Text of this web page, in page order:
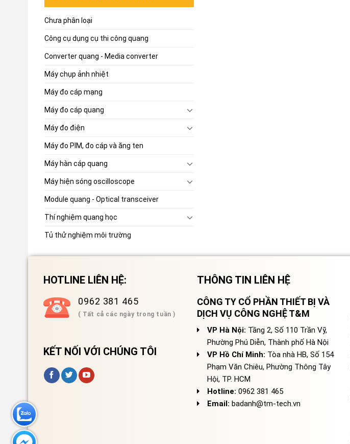
Chưa phân loại
Công cụ dụng cụ thi công quang
Converter quang - Media converter
Máy chụp ảnh nhiệt
Máy đo cáp mạng
Máy đo cáp quang
Máy đo điện
Máy đo PIM, đo cáp và ăng ten
Máy hàn cáp quang
Máy hiện sóng oscilloscope
Module quang - Optical transceiver
Thí nghiệm quang học
Tủ thử nghiệm môi trường
HOTLINE LIÊN HỆ:
0962 381 465
( Tất cả các ngày trong tuần )
KẾT NỐI VỚI CHÚNG TÔI
THÔNG TIN LIÊN HỆ
CÔNG TY CỔ PHẦN THIẾT BỊ VÀ
DỊCH VỤ CÔNG NGHỆ T&M
VP Hà Nội: Tầng 2, Số 110 Trần Vỹ,
Phường Phú Diễn, Thành phố Hà Nội
VP Hồ Chí Minh: Tòa nhà HB, Số 154
Phạm Văn Chiêu, Phường Thông Tây
Hội, TP. HCM
Hotline: 0962 381 465
Email: badanh@tm-tech.vn